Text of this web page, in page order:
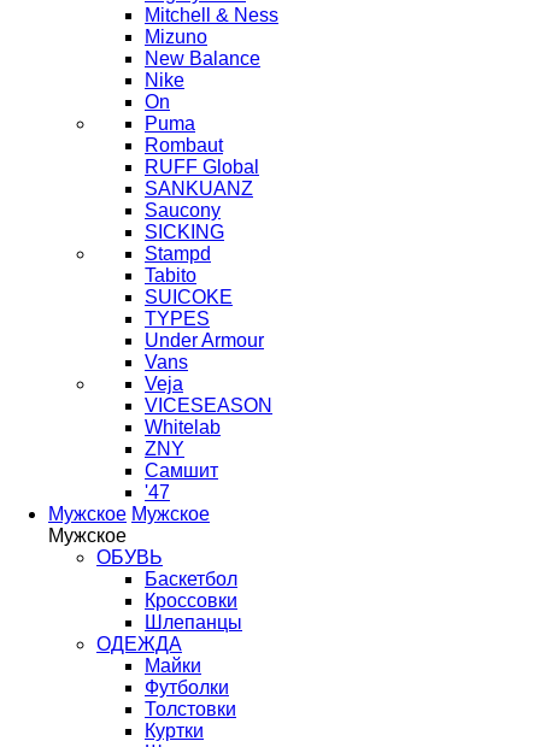
Mitchell & Ness
Mizuno
New Balance
Nike
On
Puma
Rombaut
RUFF Global
SANKUANZ
Saucony
SICKING
Stampd
Tabito
SUICOKE
TYPES
Under Armour
Vans
Veja
VICESEASON
Whitelab
ZNY
Самшит
'47
Мужское Мужское
Мужское
ОБУВЬ
Баскетбол
Кроссовки
Шлепанцы
ОДЕЖДА
Майки
Футболки
Толстовки
Куртки